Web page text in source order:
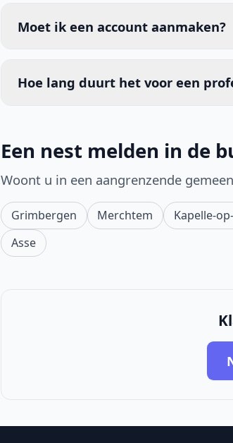
Moet ik een account aanmaken?
Hoe lang duurt het voor een
Een nest melden in de
Woont u in een aangrenzende
Grimbergen Merchtem Kapelle-
Asse